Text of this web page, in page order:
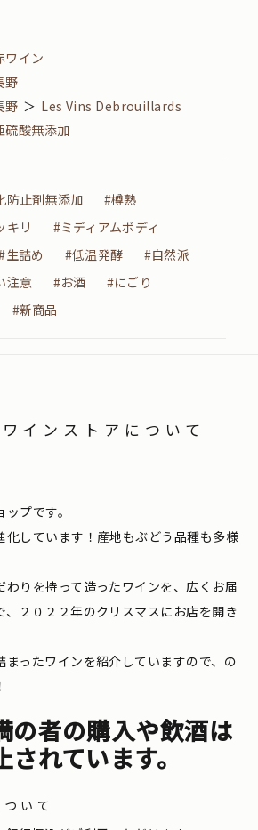
ワイン
野
野 ＞ Les Vins Debrouillards
硫酸無添加
防止剤無添加
#樽熟
キリ
#ミディアムボディ
生詰め #低温発酵
#自然派
注意 #お酒
#にごり
#新商品
インストアについて
プです。
化しています！産地もぶどう品種も多様
わりを持って造ったワインを、広くお届
、２０２２年のクリスマスにお店を開き
まったワインを紹介していますので、の
の者の購入や飲酒は
れています。
いて